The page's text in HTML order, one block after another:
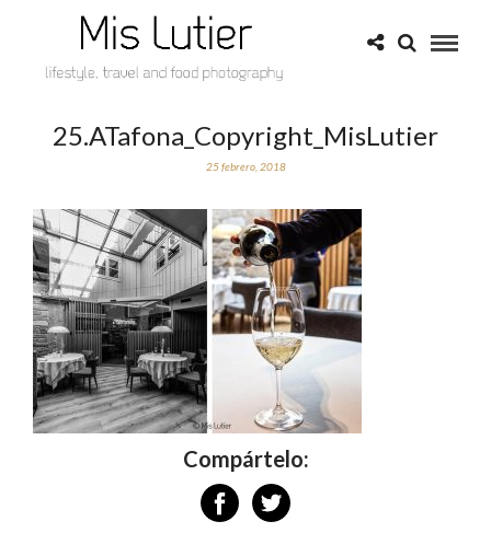
25.ATafona_Copyright_MisLutier
25 febrero, 2018
Compártelo: